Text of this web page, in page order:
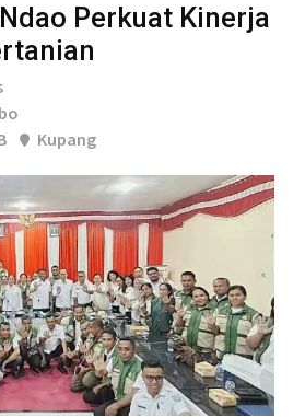
Perkuat Kinerja
Kupang